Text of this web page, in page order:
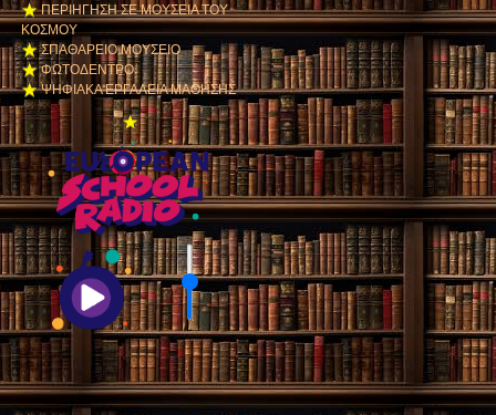
ΠΕΡΙΗΓΗΣΗ ΣΕ ΜΟΥΣΕΙΑ ΤΟΥ
ΚΟΣΜΟΥ
ΣΠΑΘΑΡΕΙΟ ΜΟΥΣΕΙΟ
ΦΩΤΟΔΕΝΤΡΟ
ΨΗΦΙΑΚΑ ΕΡΓΑΛΕΙΑ ΜΑΘΗΣΗΣ